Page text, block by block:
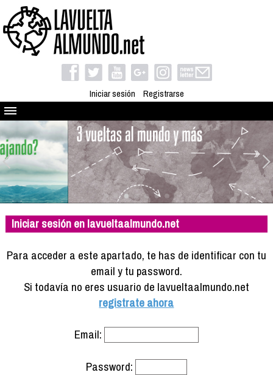
Iniciar sesión Registrarse
Quienes somos
El proyecto
Blog
Viaja con nosotros
Camino solidario
Libros
Compañeros de viaje
Info viajeros
Iniciar sesión en lavueltaalmundo.net
Para acceder a este apartado, te has de identificar con tu
email y tu password.
Si todavía no eres usuario de lavueltaalmundo.net
registrate ahora
Email:
Password: